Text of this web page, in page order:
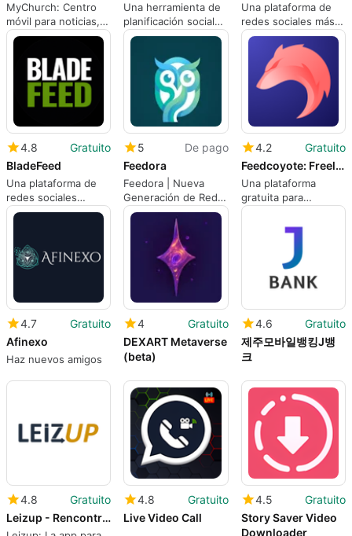
MyChurch: Centro
móvil para noticias,
eventos y contacto
Una herramienta de
planificación social
sencilla para atletas
Una plataforma de
redes sociales más
interactiva
4.8
Gratuito
BladeFeed
Una plataforma de
redes sociales
gratuita para la
5
De pago
Feedora
Feedora | Nueva
Generación de Red
Social
4.2
Gratuito
Feedcoyote: Freelance & Earn
Una plataforma
gratuita para
freelancers
4.7
Gratuito
Afinexo
Haz nuevos amigos
4
Gratuito
DEXART Metaverse
(beta)
4.6
Gratuito
제주모바일뱅킹J뱅
크
4.8
Gratuito
Leizup - Rencontres amicales
4.8
Gratuito
Live Video Call
4.5
Gratuito
Story Saver Video
Downloader